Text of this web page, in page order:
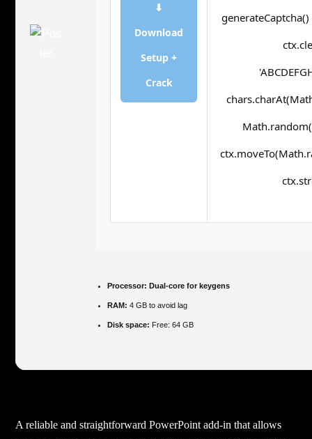
⬇
Download
Setup +
Crack
Processor: Dual-core for keygens
RAM: 4 GB to avoid lag
Disk space: Free: 64 GB
A reliable and straightforward PowerPoint add-in that allows